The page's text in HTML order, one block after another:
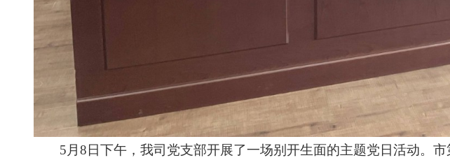
5月8日下午，我司党支部开展了一场别开生面的主题党日活动。